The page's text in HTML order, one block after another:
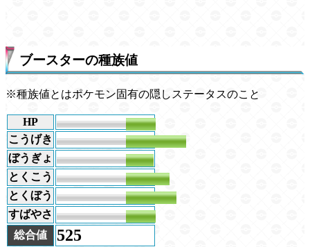
ブースターの種族値
※種族値とはポケモン固有の隠しステータスのこと
HP
65
こうげき
130
ぼうぎょ
60
とくこう
95
とくぼう
110
すばやさ
65
総合値
525